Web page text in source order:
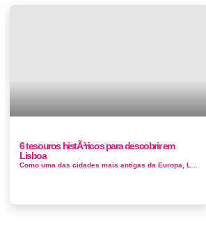
6 tesouros histÃ³ricos para descobrir em
Lisboa